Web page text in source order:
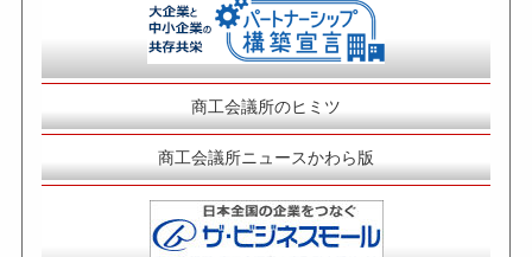
商工会議所のヒミツ
商工会議所ニュースかわら版